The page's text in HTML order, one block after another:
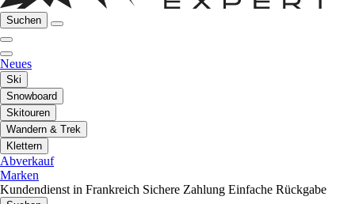
Suchen
Neues
Ski
Snowboard
Skitouren
Wandern & Trek
Klettern
Abverkauf
Marken
Kundendienst in Frankreich Sichere Zahlung Einfache Rückgabe